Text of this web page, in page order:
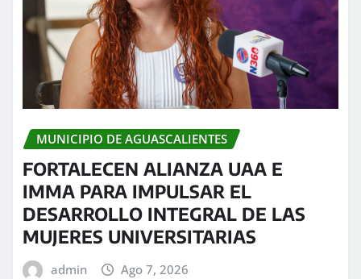
MUNICIPIO DE AGUASCALIENTES
FORTALECEN ALIANZA UAA E
IMMA PARA IMPULSAR EL
DESARROLLO INTEGRAL DE LAS
MUJERES UNIVERSITARIAS
admin Ago 7, 2026